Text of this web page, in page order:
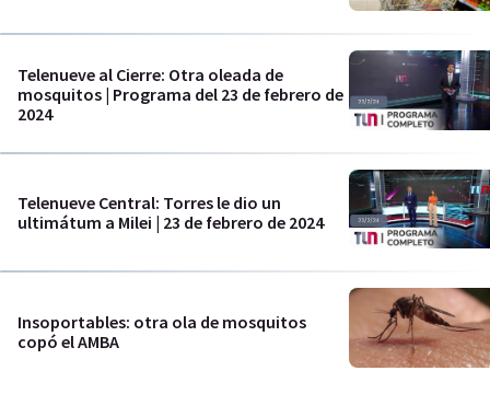
Telenueve al Cierre: Otra oleada de
mosquitos | Programa del 23 de febrero de
2024
Telenueve Central: Torres le dio un
ultimátum a Milei | 23 de febrero de 2024
Insoportables: otra ola de mosquitos
copó el AMBA